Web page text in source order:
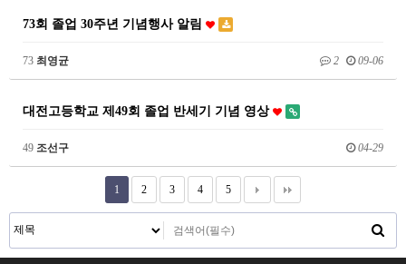
73회 졸업 30주년 기념행사 알림
73 최영균 2 09-06
대전고등학교 제49회 졸업 반세기 기념 영상
49 조선구 04-29
1 2 3 4 5